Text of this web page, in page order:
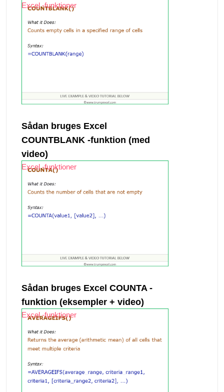
Excel -funktioner
Sådan bruges Excel
COUNTBLANK -funktion (med
video)
Excel -funktioner
Sådan bruges Excel COUNTA -
funktion (eksempler + video)
Excel -funktioner